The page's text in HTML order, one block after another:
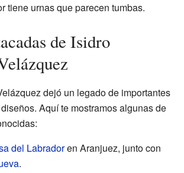
tiene urnas que parecen tumbas.
de Isidro
dejó un legado de importantes
Aquí te mostramos algunas de
del Labradoren Aranjuez, junto con
.